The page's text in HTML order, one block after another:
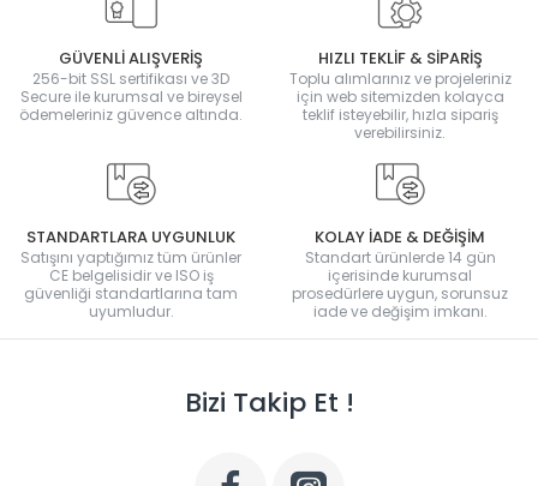
GÜVENLİ ALIŞVERİŞ
256-bit SSL sertifikası ve 3D
Secure ile kurumsal ve bireysel
ödemeleriniz güvence altında.
HIZLI TEKLİF & SİPARİŞ
Toplu alımlarınız ve projeleriniz
için web sitemizden kolayca
teklif isteyebilir, hızla sipariş
verebilirsiniz.
STANDARTLARA UYGUNLUK
Satışını yaptığımız tüm ürünler
CE belgelisidir ve ISO iş
güvenliği standartlarına tam
uyumludur.
KOLAY İADE & DEĞİŞİM
Standart ürünlerde 14 gün
içerisinde kurumsal
prosedürlere uygun, sorunsuz
iade ve değişim imkanı.
Bizi Takip Et !